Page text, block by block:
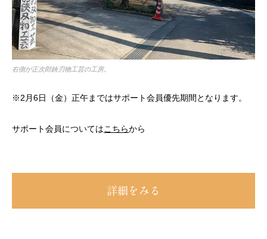
右側が正次郎鋏刃物工芸の工房。
※2月6日（金）正午まではサポート会員優先期間となります。
サポート会員についてはこちらから
詳細をみる